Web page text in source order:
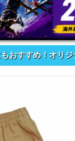
おすすめ！オリ